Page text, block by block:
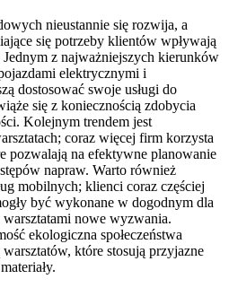
nieustannie się rozwija, a
się potrzeby klientów wpływają
Jednym z najważniejszych kierunków
elektrycznymi i
dostosować swoje usługi do
się z koniecznością zdobycia
Kolejnym trendem jest
coraz więcej firm korzysta
pozwalają na efektywne planowanie
napraw. Warto również
mobilnych; klienci coraz częściej
być wykonane w dogodnym dla
nowe wyzwania.
ekologiczna społeczeństwa
które stosują przyjazne